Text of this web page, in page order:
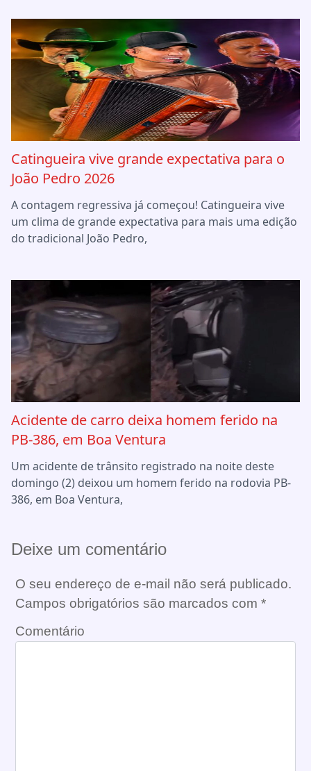
Catingueira vive grande expectativa para o
João Pedro 2026
A contagem regressiva já começou! Catingueira vive
um clima de grande expectativa para mais uma edição
do tradicional João Pedro,
Acidente de carro deixa homem ferido na
PB-386, em Boa Ventura
Um acidente de trânsito registrado na noite deste
domingo (2) deixou um homem ferido na rodovia PB-
386, em Boa Ventura,
Deixe um comentário
O seu endereço de e-mail não será publicado.
Campos obrigatórios são marcados com *
Comentário